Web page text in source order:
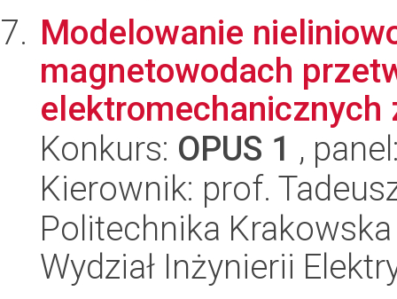
Modelowanie
magnetowodach
Konkurs: OPUS 1 ,
Kierownik: prof.
Politechnika
Wydział Inżynierii